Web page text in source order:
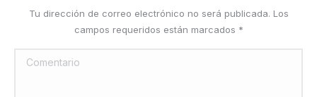
Tu dirección de correo electrónico no será publicada. Los
campos requeridos están marcados *
Comentario